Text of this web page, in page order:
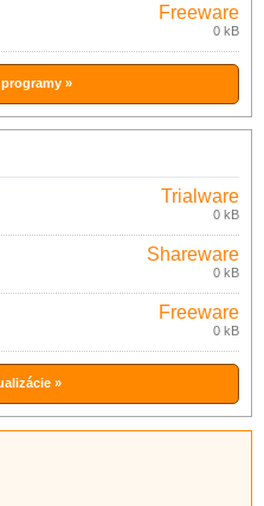
Freeware
0 kB
»
Trialware
0 kB
Shareware
0 kB
Freeware
0 kB
»